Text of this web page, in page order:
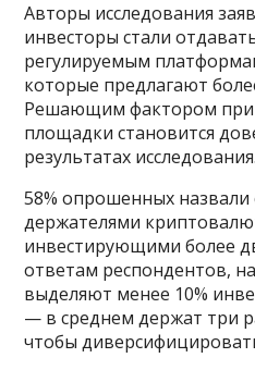
Авторы исследования
инвесторы стали
регулируемым
которые предлагают
Решающим фактором при
площадки становится
результатах исследования.
58% опрошенных назвали
держателями
инвестирующими более
ответам респондентов,
выделяют менее 10%
— в среднем держат три
чтобы